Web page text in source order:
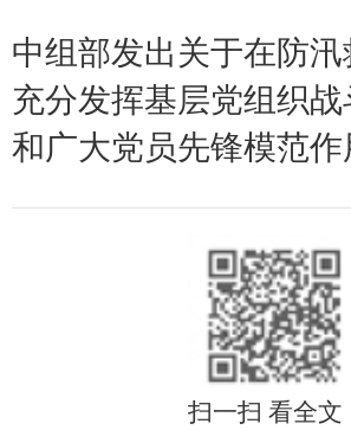
中组部发出关于在防汛
充分发挥基层党组织战
和广大党员先锋模范作
扫一扫 看全文